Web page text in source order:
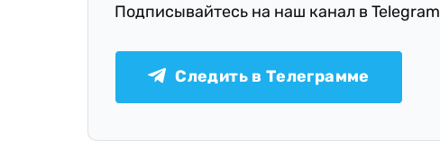
Подписывайтесь на наш канал в Telegram
Следить в Телеграмме